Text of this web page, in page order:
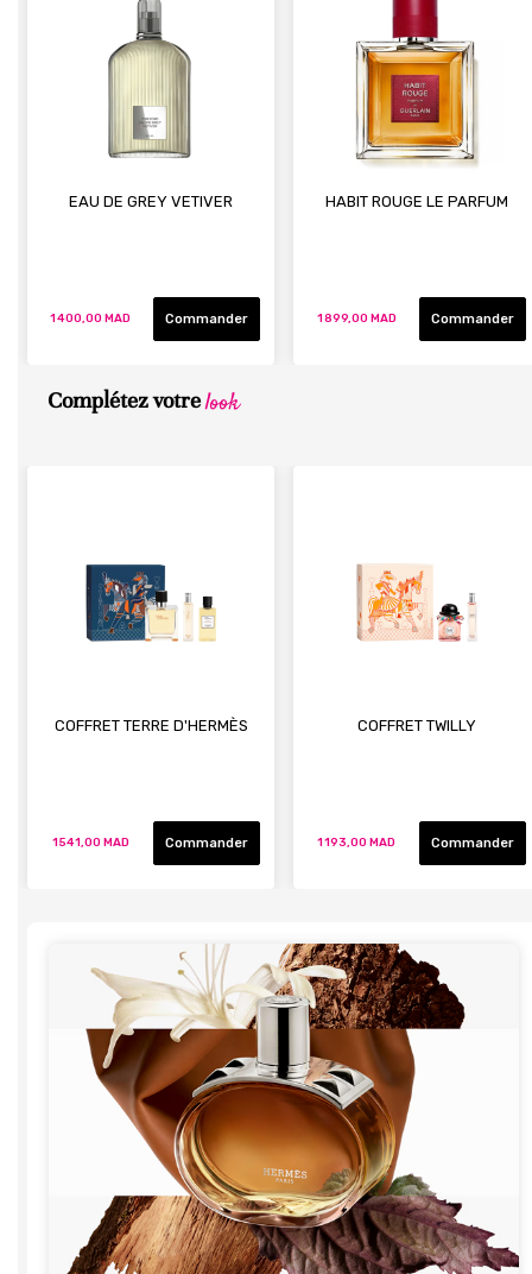
EAU DE GREY VETIVER
1 400,00 MAD Commander
HABIT ROUGE LE PARFUM
1 899,00 MAD Commander
Complétez votrelook
COFFRET TERRE D'HERMÈS
1 541,00 MAD Commander
COFFRET TWILLY
1 193,00 MAD Commander